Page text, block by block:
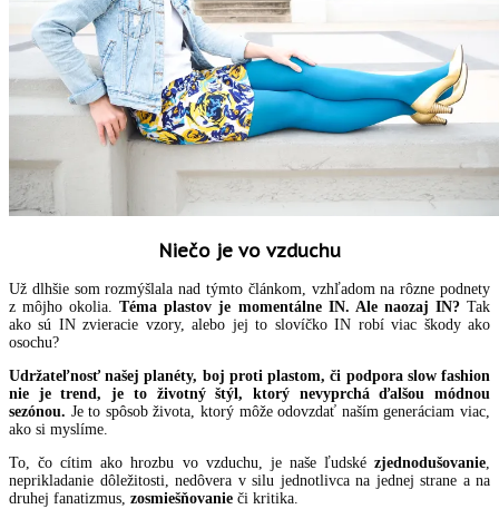
Niečo je vo vzduchu
Už dlhšie som rozmýšlala nad týmto článkom, vzhľadom na rôzne podnety
z môjho okolia.Téma plastov je momentálne IN. Ale naozaj IN?Tak
ako sú IN zvieracie vzory, alebo jej to slovíčko IN robí viac škody ako
osochu?
Udržateľnosť našej planéty, boj proti plastom, či podpora slow fashion
nie je trend, je to životný štýl, ktorý nevyprchá ďalšou módnou
sezónou. Je to spôsob života, ktorý môže odovzdať naším generáciam viac,
ako si myslíme.
To, čo cítim ako hrozbu vo vzduchu, je naše ľudské zjednodušovanie,
neprikladanie dôležitosti, nedôvera v silu jednotlivca na jednej strane a na
druhej fanatizmus, zosmiešňovanie či kritika.